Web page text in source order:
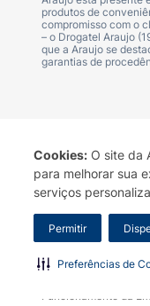
Cookies: O site da
para melhorar sua
serviços
Permitir
Preferências de
produtos de
compromisso com o
– o Drogatel Araujo
que a Araujo se
garantias de
Termo de Uso
A Drogaria Araujo
marca. Para sua
Araujo S.A. Em
Razão Social:
0300.313.1010 e
10.965 | Yasmin
Funcionamento da